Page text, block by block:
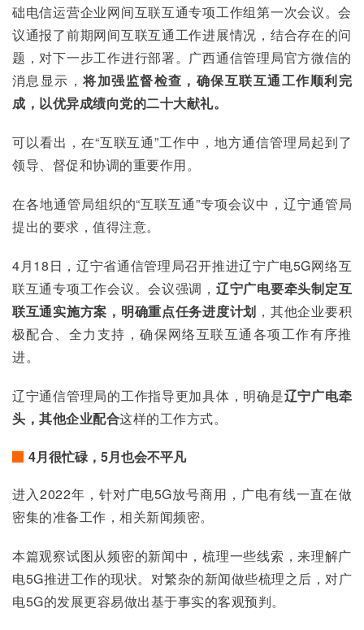
础电信运营企业网间互联互通专项工作组第一次会议。会
议通报了前期网间互联互通工作进展情况，结合存在的问
题，对下一步工作进行部署。广西通信管理局官方微信的
消息显示，将加强监督检查，确保互联互通工作顺利完
成，以优异成绩向党的二十大献礼。
可以看出，在“互联互通”工作中，地方通信管理局起到了
领导、督促和协调的重要作用。
在各地通管局组织的“互联互通”专项会议中，辽宁通管局
提出的要求，值得注意。
4月18日，辽宁省通信管理局召开推进辽宁广电5G网络互
联互通专项工作会议。会议强调， 辽宁广电要牵头制定互
联互通实施方案，明确重点任务进度计划 ，其他企业要积
极配合、全力支持，确保网络互联互通各项工作有序推
进。
辽宁通信管理局的工作指导更加具体，明确是辽宁广电牵
头，其他企业配合这样的工作方式。
4月很忙碌，5月也会不平凡
进入2022年，针对广电5G放号商用，广电有线一直在做
密集的准备工作，相关新闻频密。
本篇观察试图从频密的新闻中，梳理一些线索，来理解广
电5G推进工作的现状。对繁杂的新闻做些梳理之后，对广
电5G的发展更容易做出基于事实的客观预判。